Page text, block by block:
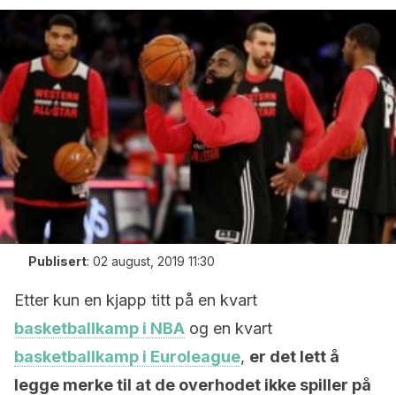
Publisert: 02 august, 2019 11:30
Etter kun en kjapp titt på en kvart
basketballkamp i NBA og en kvart
basketballkamp i Euroleague, er det lett å
legge merke til at de overhodet ikke spiller på